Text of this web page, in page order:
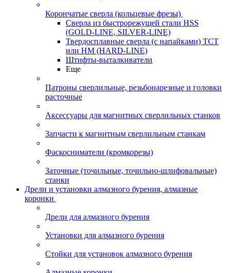
Корончатые сверла (кольцевые фрезы)
Сверла из быстрорежущей стали HSS
(GOLD-LINE, SILVER-LINE)
Твердосплавные сверла (с напайками) ТСТ
или HM (HARD-LINE)
Штифты-выталкиватели
Еще
Патроны сверлильные, резьбонарезные и головки
расточные
Аксессуары для магнитных сверлильных станков
Запчасти к магнитным сверлильным станкам
Фаскосниматели (кромкорезы)
Заточные (точильные, точильно-шлифовальные)
станки
Дрели и установки алмазного бурения, алмазные
коронки
Дрели для алмазного бурения
Установки для алмазного бурения
Стойки для установок алмазного бурения